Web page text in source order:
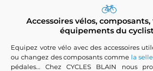
Accessoires vélos,
équipements du
Equipez votre vélo avec des accessoires
ou changez des composants comme la selle
pédales... Chez CYCLES BLAIN nous